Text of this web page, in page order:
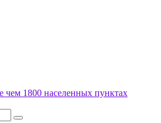
чем 1800 населенных пунктах